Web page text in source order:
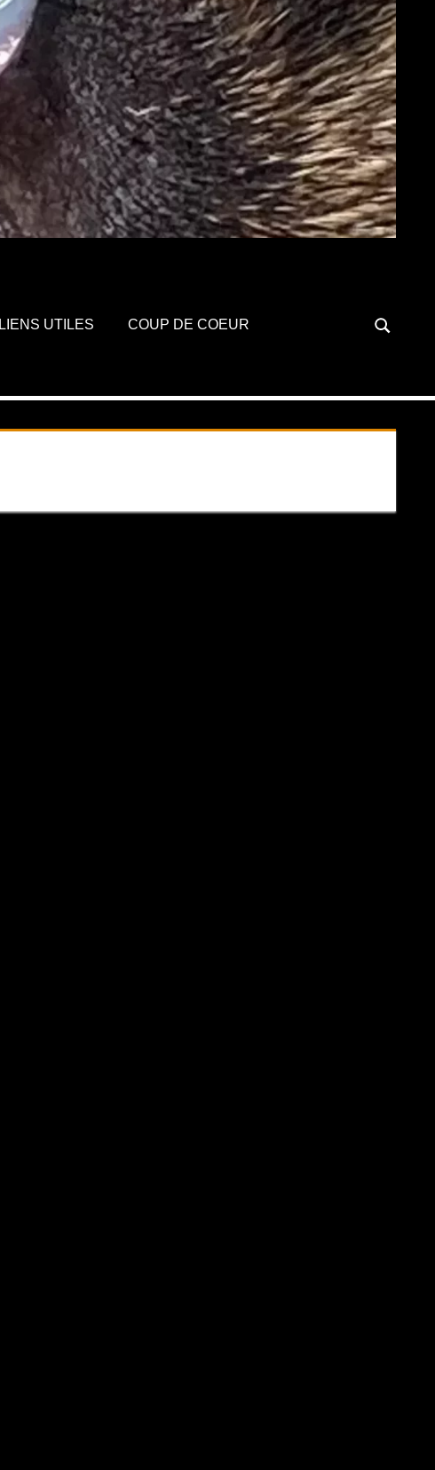
LIENS UTILES COUP DE COEUR